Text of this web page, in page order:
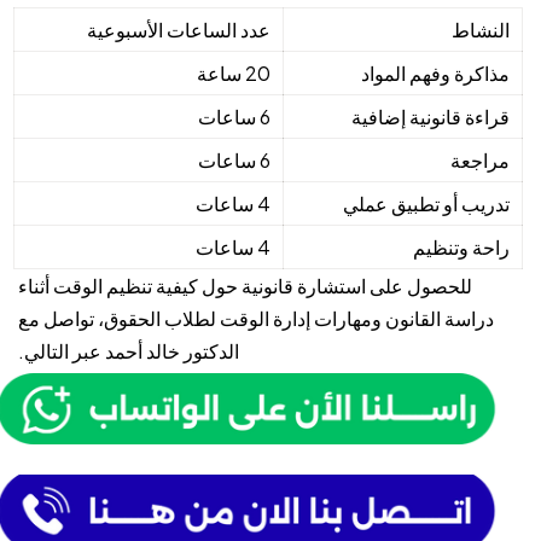
النشاط
عدد الساعات الأسبوعية
مذاكرة وفهم المواد
20 ساعة
قراءة قانونية إضافية
6 ساعات
مراجعة
6 ساعات
تدريب أو تطبيق عملي
4 ساعات
راحة وتنظيم
4 ساعات
للحصول على استشارة قانونية حول كيفية تنظيم الوقت أثناء
دراسة القانون ومهارات إدارة الوقت لطلاب الحقوق، تواصل مع
الدكتور خالد أحمدعبر التالي.